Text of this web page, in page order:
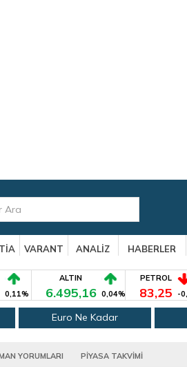
VARANT ANALİZ HABERLER
0,11%
ALTIN
6.495,16 0,04%
PETROL
83,25 -
Euro Ne Kadar
YORUMLARI PİYASA TAKVİMİ